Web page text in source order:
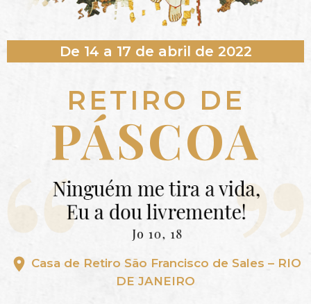
De 14 a 17 de abril de 2022
RETIRO DE
PÁSCOA
Casa de Retiro São Francisco de Sales – RIO
DE JANEIRO